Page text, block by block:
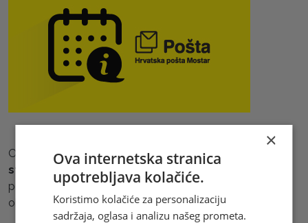
Obavještavamo korisnike naših usluga da je
studenog (ponedjeljak) 2024. godine
području Županije Zapadnohercegovačke u povodu
obilježavanja dana Županije.
×
Ova internetska stranica
upotrebljava kolačiće.
Koristimo kolačiće za personalizaciju
sadržaja, oglasa i analizu našeg prometa.